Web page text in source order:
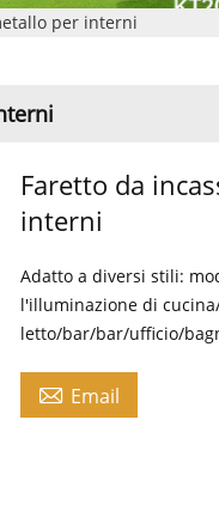
per interni
Faretto da
interni
Adatto a diversi stili:
l'illuminazione di
letto/bar/bar/ufficio/
 Email